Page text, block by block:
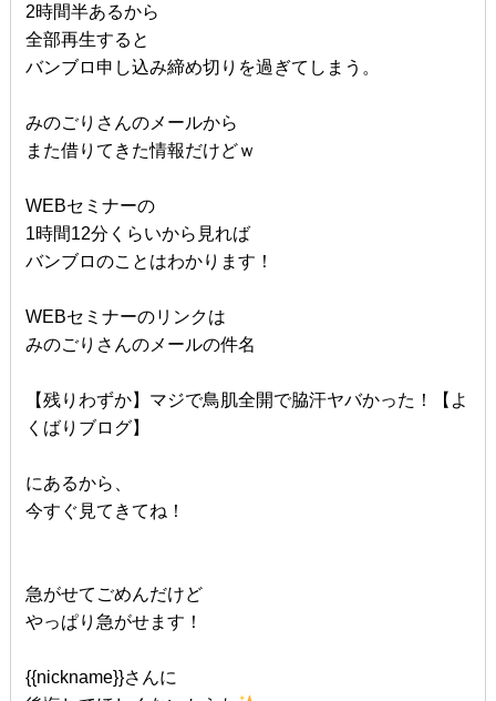
2時間半あるから
全部再生すると
バンブロ申し込み締め切りを過ぎてしまう。
みのごりさんのメールから
また借りてきた情報だけどｗ
WEBセミナーの
1時間12分くらいから見れば
バンブロのことはわかります！
WEBセミナーのリンクは
みのごりさんのメールの件名
【残りわずか】マジで鳥肌全開で脇汗ヤバかった！【よ
くばりブログ】
にあるから、
今すぐ見てきてね！
急がせてごめんだけど
やっぱり急がせます！
{{nickname}}さんに